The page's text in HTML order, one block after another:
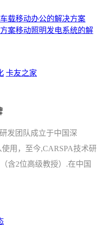
车载移动办公的解决方案
移动照明发电系统的解
卡友之家
发团队成立于中国深
用，至今,CARSPA技术研
含2位高级教授）.在中国